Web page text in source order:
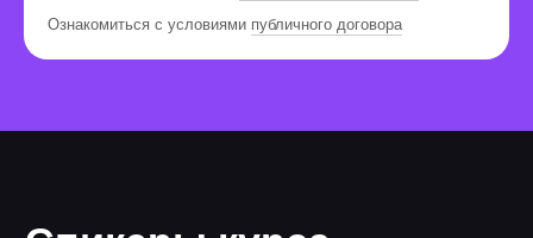
Ознакомиться с условиями публичного договора